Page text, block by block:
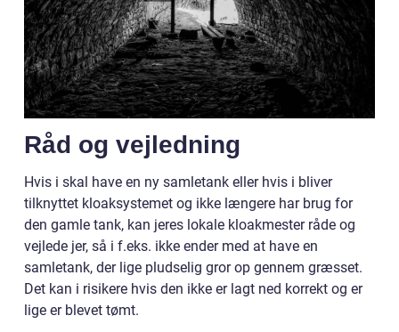
Råd og vejledning
Hvis i skal have en ny samletank eller hvis i bliver
tilknyttet kloaksystemet og ikke længere har brug for
den gamle tank, kan jeres lokale kloakmester råde og
vejlede jer, så i f.eks. ikke ender med at have en
samletank, der lige pludselig gror op gennem græsset.
Det kan i risikere hvis den ikke er lagt ned korrekt og er
lige er blevet tømt.